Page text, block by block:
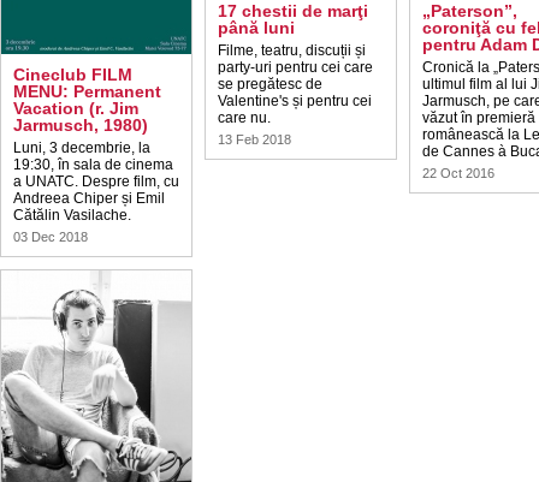
Cineclub FILM
MENU: Permanent
Vacation (r. Jim
Jarmusch, 1980)
Luni, 3 decembrie, la
19:30, în sala de cinema
a UNATC. Despre film, cu
Andreea Chiper și Emil
Cătălin Vasilache.
03 Dec 2018
17 chestii de marţi
până luni
Filme, teatru, discuții și
party-uri pentru cei care
se pregătesc de
Valentine's și pentru cei
care nu.
13 Feb 2018
„Paterson”,
coroniţă cu
pentru Adam
Cronică la
ultimul film al lui
Jarmusch, pe
văzut în premieră
românească la
de Cannes à
22 Oct 2016